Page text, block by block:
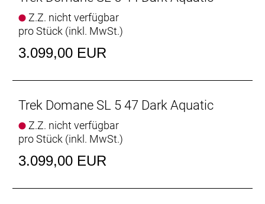
Geometrie und das vibrationsdämpfende hintere
IsoSpeed erhöhen den Komfort auf langen
Ausfahrten erheblich. Der höherwertige Shimano
105-Antrieb ist ein weiterer Pluspunkt – und die
kraftvoll zupackenden Scheibenbremsen
aerodynamische Kammtail-Rohrprofile und hintere
IsoSpeed-Komforttechnologie zu einem
superschnellen, leichten und geschmeidigen
Rennrad.
- Dieser Racer ist extrem vielseitig und eignet sich
sowohl für ausgedehnte Ganztagesabenteuer als
Z.Z. nicht verfügbar
pro Stück (inkl. MwSt.)
3.099,00 EUR
Trek Domane SL 5 47 Dark Aquatic
Z.Z. nicht verfügbar
pro Stück (inkl. MwSt.)
3.099,00 EUR